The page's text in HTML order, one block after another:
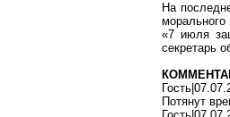
На
«7 июля
секретарь
Потянут